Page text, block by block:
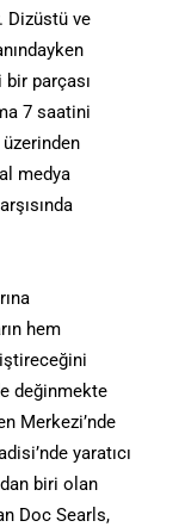
Dizüstü ve
parçası
7 saatini
medya
hem
değinmekte
Merkezi’nde
yaratıcı
biri olan
Doc Searls,